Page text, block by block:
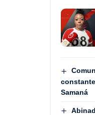
Samaná